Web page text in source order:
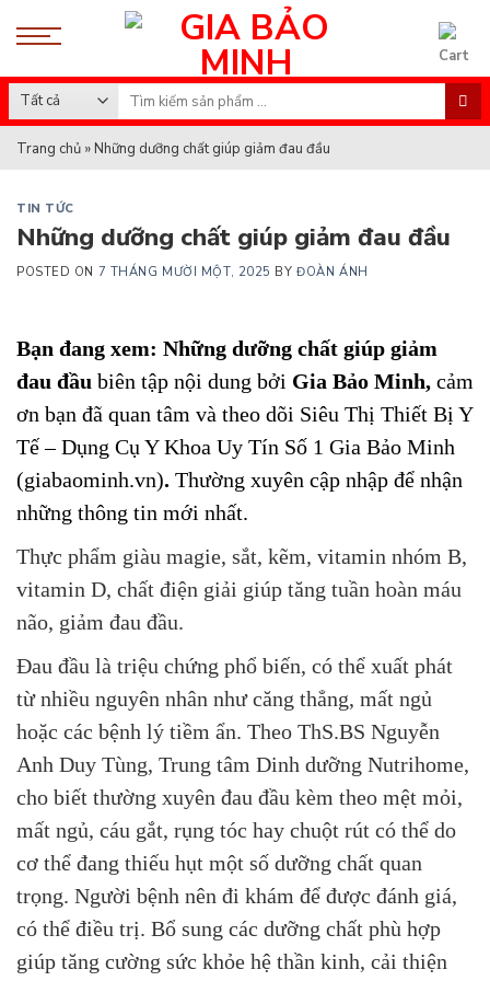
Search
for:
Trang chủ » Những dưỡng chất giúp giảm đau đầu
TIN TỨC
Những dưỡng chất giúp giảm đau đầu
POSTED ON 7 THÁNG MƯỜI MỘT, 2025 BYĐOÀN ÁNH
Bạn đang xem: Những dưỡng chất giúp giảm
đau đầu biên tập nội dung bởi Gia Bảo Minh, cảm
ơn bạn đã quan tâm và theo dõi Siêu Thị Thiết Bị Y
Tế – Dụng Cụ Y Khoa Uy Tín Số 1 Gia Bảo Minh
(giabaominh.vn). Thường xuyên cập nhập để nhận
những thông tin mới nhất.
Thực phẩm giàu magie, sắt, kẽm, vitamin nhóm B,
vitamin D, chất điện giải giúp tăng tuần hoàn máu
não, giảm đau đầu.
Đau đầu là triệu chứng phổ biến, có thể xuất phát
từ nhiều nguyên nhân như căng thẳng, mất ngủ
hoặc các bệnh lý tiềm ẩn. Theo ThS.BS Nguyễn
Anh Duy Tùng, Trung tâm Dinh dưỡng Nutrihome,
cho biết thường xuyên đau đầu kèm theo mệt mỏi,
mất ngủ, cáu gắt, rụng tóc hay chuột rút có thể do
cơ thể đang thiếu hụt một số dưỡng chất quan
trọng. Người bệnh nên đi khám để được đánh giá,
có thể điều trị. Bổ sung các dưỡng chất phù hợp
giúp tăng cường sức khỏe hệ thần kinh, cải thiện